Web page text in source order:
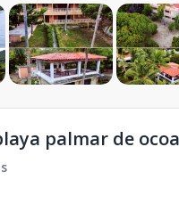
palmar de ocoa